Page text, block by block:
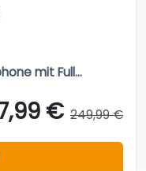
mit Full...
€ 249,99 €